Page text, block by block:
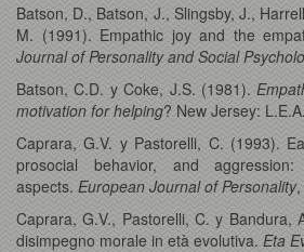
Batson, D., Batson, J., Slingsby, J.,
M. (1991). Empathic joy and the
Journal of Personality and Social
Batson, C.D. y Coke, J.S. (1981).
motivation for helping? New Jersey: L.E.A.
Caprara, G.V. y Pastorelli, C. (1993).
prosocial behavior, and aggression:
aspects. European Journal of Personality,
Caprara, G.V., Pastorelli, C. y Bandura,
disimpegno morale in età evolutiva. Eta